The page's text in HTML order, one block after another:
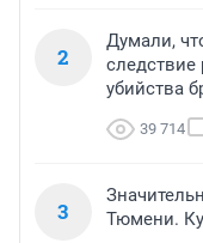
2
Думали,
следствие
убийства
39 714
3
Тюмени.